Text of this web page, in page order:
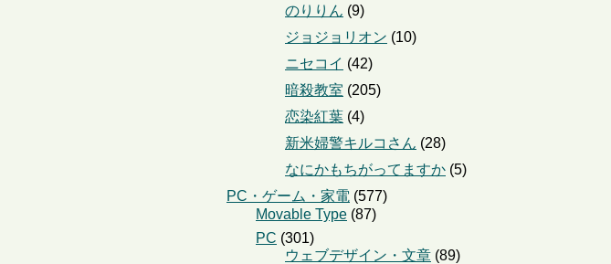
のりりん (9)
ジョジョリオン (10)
ニセコイ (42)
暗殺教室 (205)
恋染紅葉 (4)
新米婦警キルコさん (28)
なにかもちがってますか (5)
PC・ゲーム・家電 (577)
Movable Type (87)
PC (301)
ウェブデザイン・文章 (89)